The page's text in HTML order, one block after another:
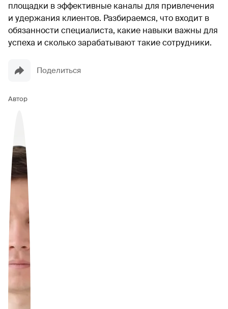
площадки в эффективные каналы для привлечения
и удержания клиентов. Разбираемся, что входит в
обязанности специалиста, какие навыки важны для
успеха и сколько зарабатывают такие сотрудники.
Поделиться
Автор